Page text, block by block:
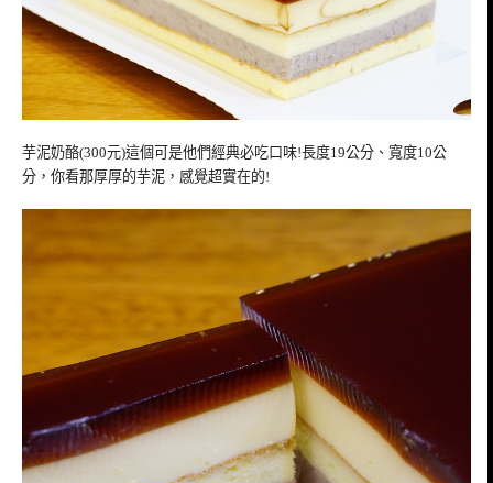
芋泥奶酪(300元)這個可是他們經典必吃口味!長度19公分、寬度10公
分，你看那厚厚的芋泥，感覺超實在的!